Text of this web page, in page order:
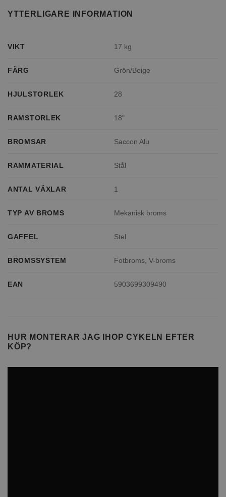
YTTERLIGARE INFORMATION
VIKT 17 kg
FÄRG Grön/Beige
HJULSTORLEK 28
RAMSTORLEK 18"
BROMSAR Saccon Alu
RAMMATERIAL Stål
ANTAL VÄXLAR 1
TYP AV BROMS Mekanisk broms
GAFFEL Stel
BROMSSYSTEM Fotbroms, V-broms
EAN 5903699309490
HUR MONTERAR JAG IHOP CYKELN EFTER
KÖP?